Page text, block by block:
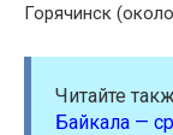
Горячинск
Читайте
Байкала —